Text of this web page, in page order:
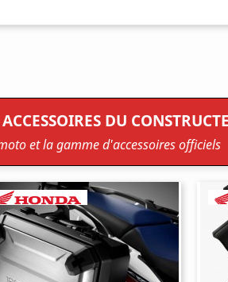
DU
et la gamme d'accessoires officiels